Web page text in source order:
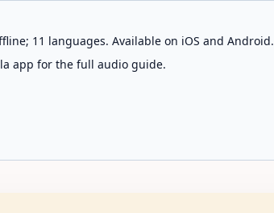
11 languages. Available on iOS and Android.
app for the full audio guide.